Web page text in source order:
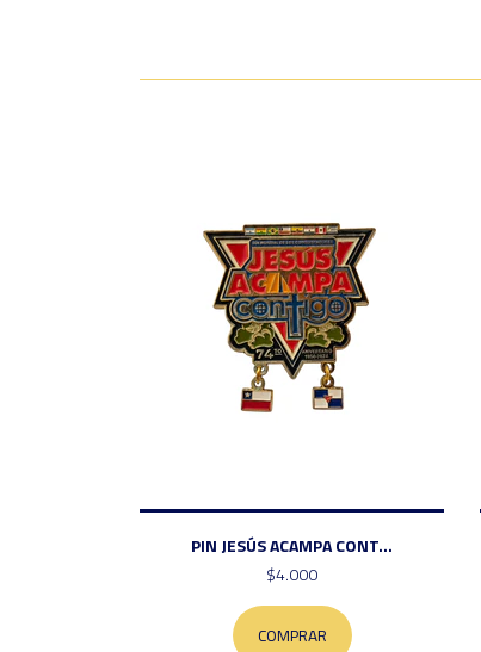
PIN JESÚS ACAMPA CONT...
$4.000
COMPRAR